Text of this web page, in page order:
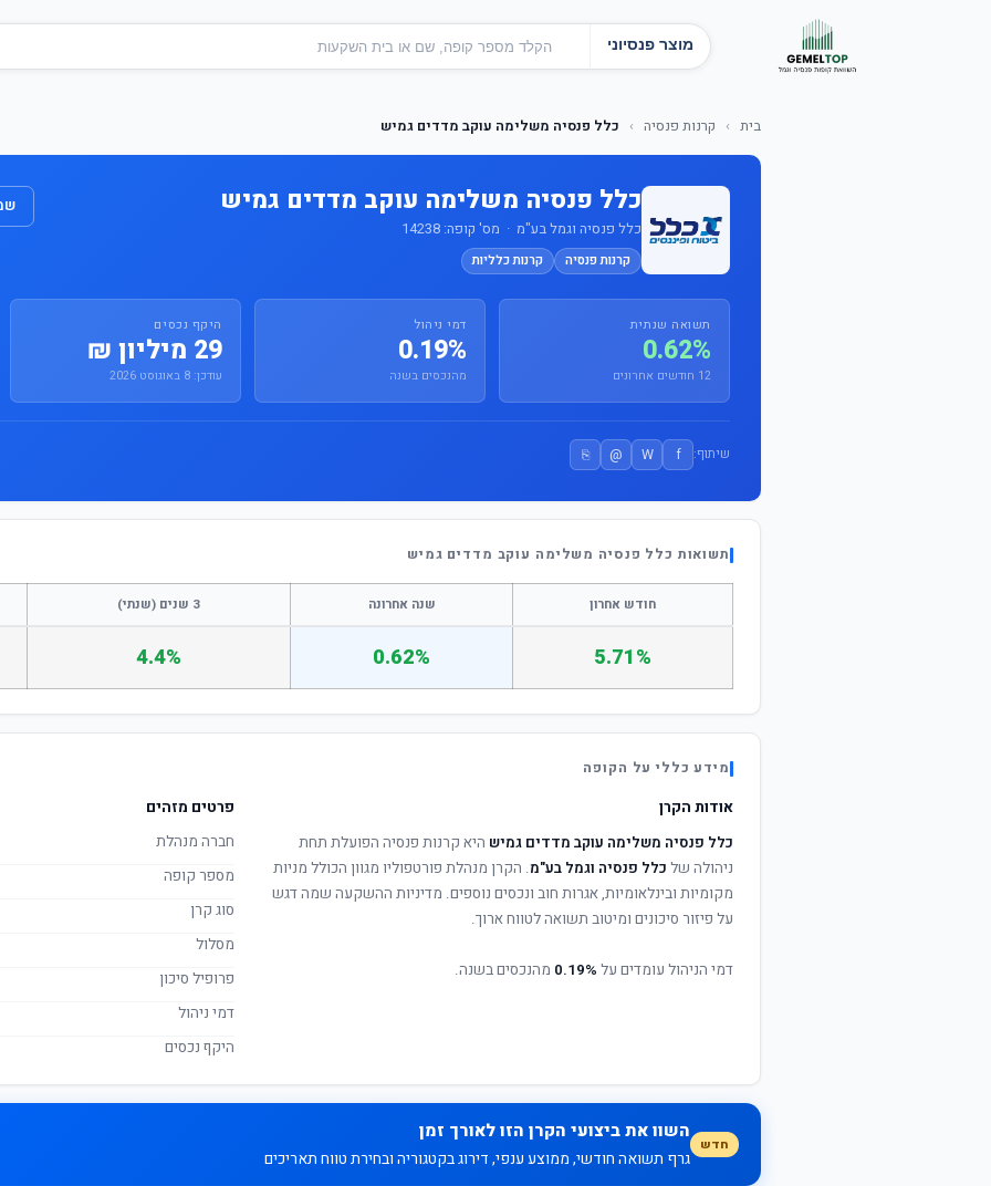
מוצר פנסיוני
בית › קרנות פנסיה › כלל פנסיה משלימה עוקב מדדים גמיש
כלל פנסיה משלימה עוקב מדדים גמיש
כלל פנסיה וגמל בע"מ · מס' קופה: 14238
קרנות פנסיה קרנות כלליות
תשואה שנתית
0.62%
12 חודשים אחרונים
דמי ניהול
0.19%
מהנכסים בשנה
היקף נכסים
29 מיליון ₪
עודכן: 8 באוגוסט 2026
שיתוף: f
W
@
⎘
תשואות כלל פנסיה משלימה עוקב מדדים גמיש
חודש אחרון שנה אחרונה 3 שנים (שנתי)
5.71%
0.62%
4.4%
מידע כללי על הקופה
אודות הקרן
כלל פנסיה משלימה עוקב מדדים גמיש היא קרנות פנסיה הפועלת תחת
ניהולה של כלל פנסיה וגמל בע"מ. הקרן מנהלת פורטפוליו מגוון הכולל מניות
מקומיות ובינלאומיות, אגרות חוב ונכסים נוספים. מדיניות ההשקעה שמה דגש
על פיזור סיכונים ומיטוב תשואה לטווח ארוך.
דמי הניהול עומדים על 0.19% מהנכסים בשנה.
פרטים מזהים
חברה מנהלת
מספר קופה
סוג קרן
מסלול
פרופיל סיכון
דמי ניהול
היקף נכסים
חדש
השוו את ביצועי הקרן הזו לאורך זמן
גרף תשואה חודשי, ממוצע ענפי, דירוג בקטגוריה ובחירת טווח תאריכים